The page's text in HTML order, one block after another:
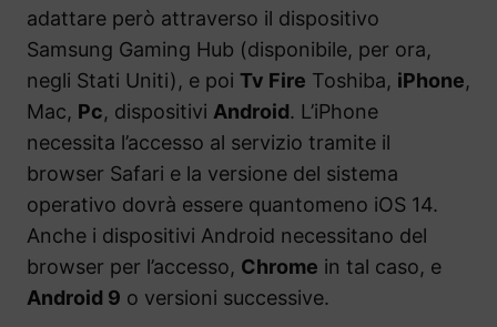
adattare però attraverso il dispositivo
Samsung Gaming Hub (disponibile, per ora,
negli Stati Uniti), e poi Tv Fire Toshiba, iPhone,
Mac, Pc, dispositivi Android. L’iPhone
necessita l’accesso al servizio tramite il
browser Safari e la versione del sistema
operativo dovrà essere quantomeno iOS 14.
Anche i dispositivi Android necessitano del
browser per l’accesso, Chrome in tal caso, e
Android 9 o versioni successive.